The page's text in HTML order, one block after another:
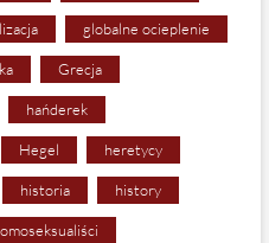
globalne ocieplenie
Grecja
hańderek
Hegel heretycy
historia history